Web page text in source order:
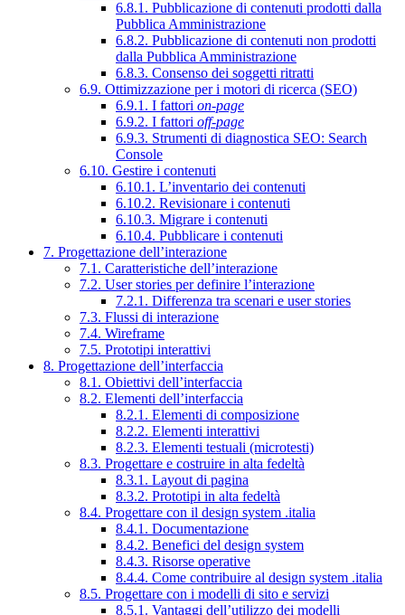
6.8.1. Pubblicazione di contenuti prodotti dalla
Pubblica Amministrazione
6.8.2. Pubblicazione di contenuti non prodotti
dalla Pubblica Amministrazione
6.8.3. Consenso dei soggetti ritratti
6.9. Ottimizzazione per i motori di ricerca (SEO)
6.9.1. I fattori on-page
6.9.2. I fattori off-page
6.9.3. Strumenti di diagnostica SEO: Search
Console
6.10. Gestire i contenuti
6.10.1. L’inventario dei contenuti
6.10.2. Revisionare i contenuti
6.10.3. Migrare i contenuti
6.10.4. Pubblicare i contenuti
7. Progettazione dell’interazione
7.1. Caratteristiche dell’interazione
7.2. User stories per definire l’interazione
7.2.1. Differenza tra scenari e user stories
7.3. Flussi di interazione
7.4. Wireframe
7.5. Prototipi interattivi
8. Progettazione dell’interfaccia
8.1. Obiettivi dell’interfaccia
8.2. Elementi dell’interfaccia
8.2.1. Elementi di composizione
8.2.2. Elementi interattivi
8.2.3. Elementi testuali (microtesti)
8.3. Progettare e costruire in alta fedeltà
8.3.1. Layout di pagina
8.3.2. Prototipi in alta fedeltà
8.4. Progettare con il design system .italia
8.4.1. Documentazione
8.4.2. Benefici del design system
8.4.3. Risorse operative
8.4.4. Come contribuire al design system .italia
8.5. Progettare con i modelli di sito e servizi
8.5.1. Vantaggi dell’utilizzo dei modelli